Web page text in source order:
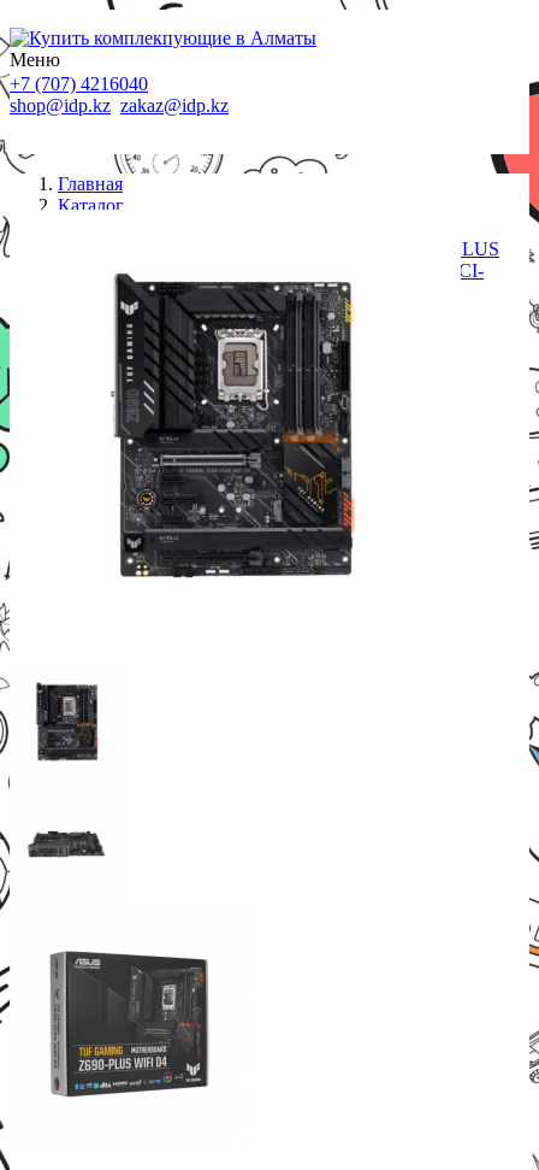
Меню
+7 (707) 4216040
shop@idp.kz zakaz@idp.kz
Главная
Каталог
Материнская плата ASUS TUF GAMING Z690-PLUS
WIFI,Z690,1700,4xDIMM DDR5,2xPCI-Ex16,2xPCI-
Ex1,PCI-Ex4,4xM.2,SATA,HDMI,WIFI6E,BOX